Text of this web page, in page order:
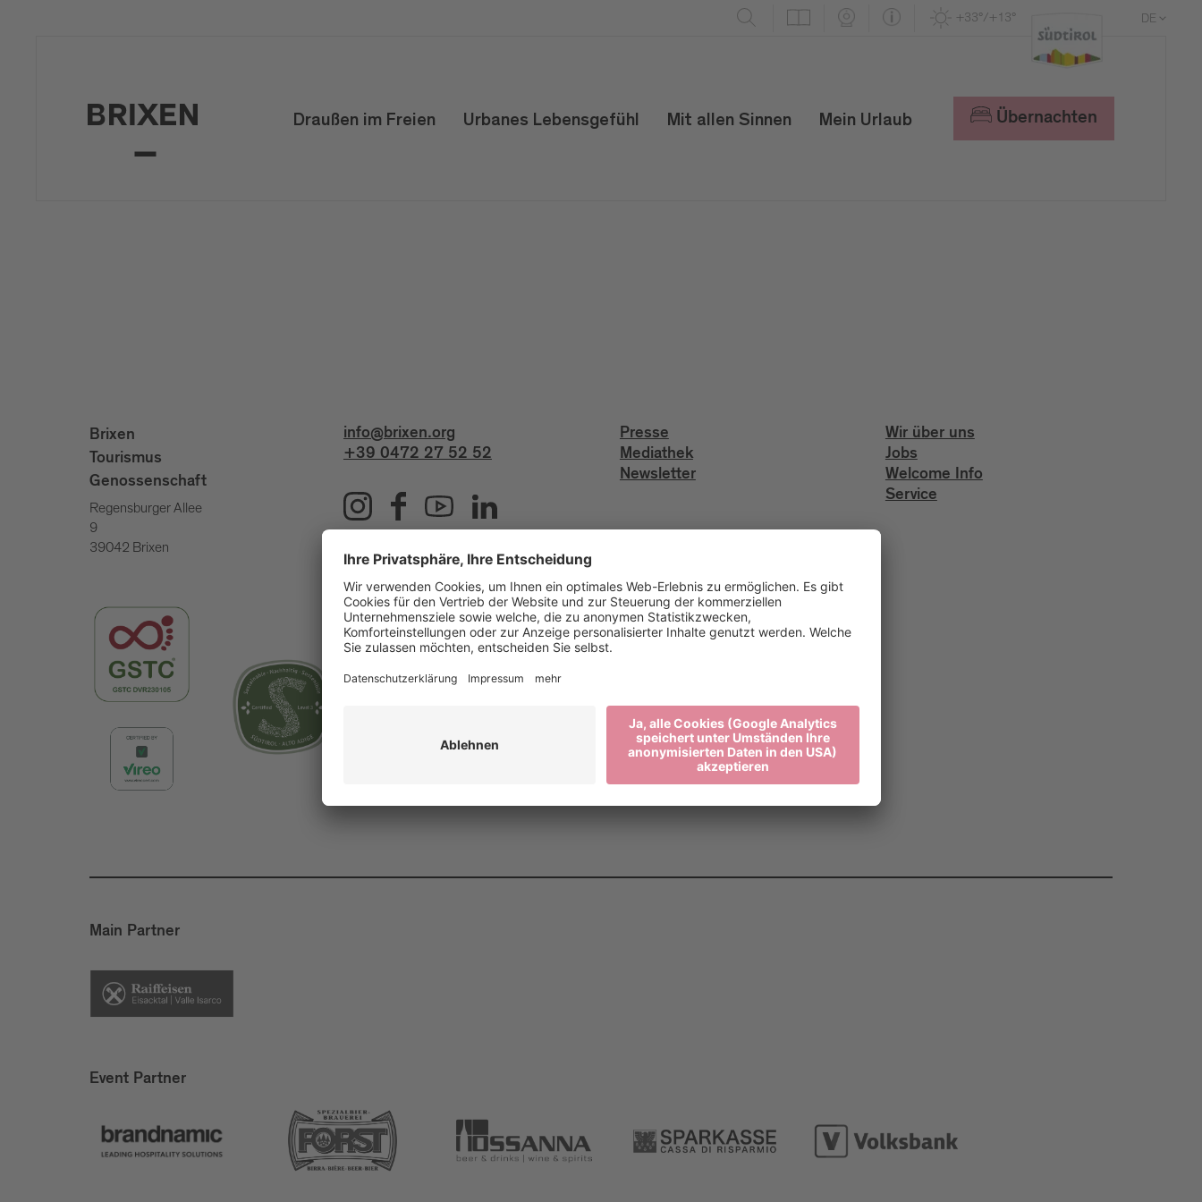
+33°/+13° DE
Draußen im Freien Urbanes Lebensgefühl Mit allen Sinnen Mein Urlaub Übernachten
Brixen
Tourismus
Genossenschaft
Regensburger Allee
9
39042 Brixen
info@brixen.org
+39 0472 27 52 52
Presse
Mediathek
Newsletter
Wir über uns
Jobs
Welcome Info
Service
Main Partner
Event Partner